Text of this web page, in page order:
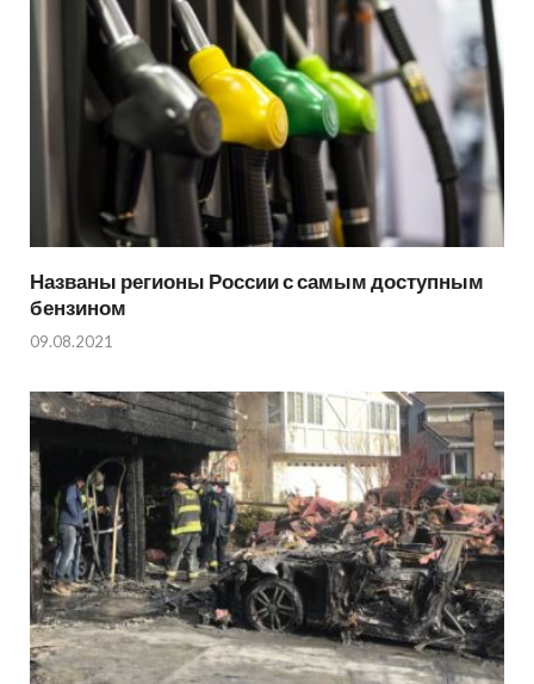
Названы регионы России с самым доступным
бензином
09.08.2021